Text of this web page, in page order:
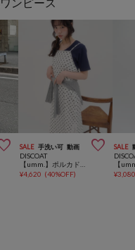
SALE 手洗い可 動画 
DISCOAT
¥4,620 (40%OFF)
SALE
¥